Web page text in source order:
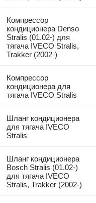
Компрессор
кондиционера Denso
Stralis (01.02-) для
тягача IVECO Stralis,
Trakker (2002-)
Компрессор
кондиционера для
тягача IVECO Stralis
Шланг кондиционера
для тягача IVECO
Stralis
Шланг кондиционера
Bosch Stralis (01.02-)
для тягача IVECO
Stralis, Trakker (2002-)